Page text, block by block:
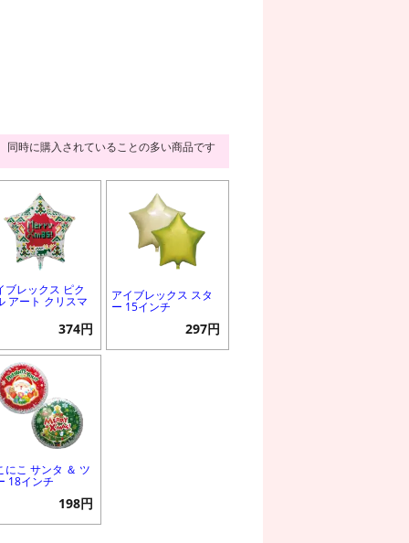
同時に購入されていることの多い商品です
ブレックス ピク
アート クリスマ
374円
アイブレックス スタ
ー 15インチ
297円
にこ サンタ ＆ ツ
18インチ
198円